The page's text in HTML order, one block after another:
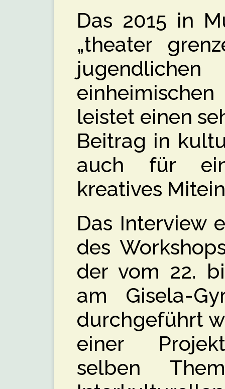
Das 2015 in
„theater
leistet einen
Beitrag in
auch für
kreatives
Das Interview
des
der vom 22.
am Gisela-
durchgeführt
einer
selben